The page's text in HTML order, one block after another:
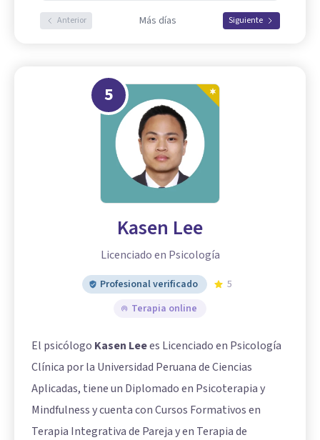
Anterior Más días Siguiente
5
Kasen Lee
Licenciado en Psicología
Profesional verificado
5
Terapia online
El psicólogo Kasen Leees Licenciado en Psicología
Clínica por la Universidad Peruana de Ciencias
Aplicadas, tiene un Diplomado en Psicoterapia y
Mindfulness y cuenta con Cursos Formativos en
Terapia Integrativa de Pareja y en Terapia de